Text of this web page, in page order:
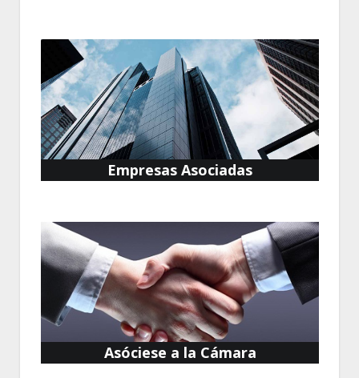
Empresas Asociadas
Asóciese a la Cámara